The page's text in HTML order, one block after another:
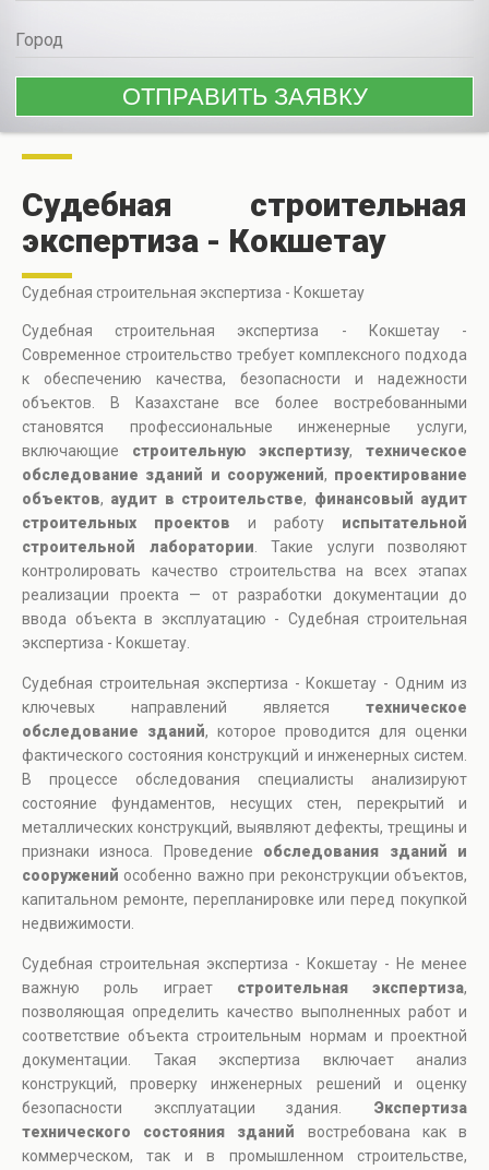
Судебная строительная
экспертиза - Кокшетау
Судебная строительная экспертиза - Кокшетау
Судебная строительная экспертиза - Кокшетау -
Современное строительство требует комплексного подхода
к обеспечению качества, безопасности и надежности
объектов. В Казахстане все более востребованными
становятся профессиональные инженерные услуги,
включающие строительную экспертизу,техническое
обследование зданий и сооружений, проектирование
объектов, аудит в строительстве, финансовый аудит
строительных проектов и работу испытательной
строительной лаборатории . Такие услуги позволяют
контролировать качество строительства на всех этапах
реализации проекта — от разработки документации до
ввода объекта в эксплуатацию - Судебная строительная
экспертиза - Кокшетау.
Судебная строительная экспертиза - Кокшетау - Одним из
ключевых направлений является техническое
обследование зданий, которое проводится для оценки
фактического состояния конструкций и инженерных систем.
В процессе обследования специалисты анализируют
состояние фундаментов, несущих стен, перекрытий и
металлических конструкций, выявляют дефекты, трещины и
признаки износа. Проведение обследования зданий и
сооружений особенно важно при реконструкции объектов,
капитальном ремонте, перепланировке или перед покупкой
недвижимости.
Судебная строительная экспертиза - Кокшетау - Не менее
важную роль играет строительная экспертиза,
позволяющая определить качество выполненных работ и
соответствие объекта строительным нормам и проектной
документации. Такая экспертиза включает анализ
конструкций, проверку инженерных решений и оценку
безопасности эксплуатации здания. Экспертиза
технического состояния зданий востребована как в
коммерческом, так и в промышленном строительстве,